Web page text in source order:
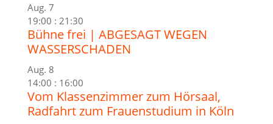
Aug. 7
19:00 : 21:30
Bühne frei | ABGESAGT WEGEN
WASSERSCHADEN
Aug. 8
14:00 : 16:00
Vom Klassenzimmer zum Hörsaal,
Radfahrt zum Frauenstudium in Köln